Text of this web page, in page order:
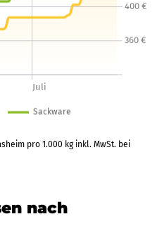
pro 1.000 kg inkl. MwSt. bei
nach